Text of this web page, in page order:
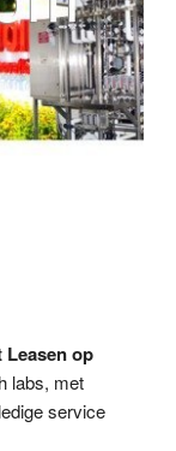
op
labs, met
service